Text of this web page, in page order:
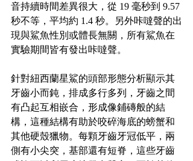
音持續時間差異很大，從 19 毫秒到 9.57
秒不等，平均約 1.4 秒。另外咔噠聲的出
現與鯊魚性別或體長無關，所有鯊魚在
實驗期間皆有發出咔噠聲。
針對紐西蘭星鯊的頭部形態分析顯示其
牙齒小而鈍，排成多行多列，牙齒之間
有凸起互相嵌合，形成像鋪磚般的結
構，這種結構有助於咬碎海底的螃蟹和
其他硬殼獵物。每顆牙齒牙冠低平，兩
側有小尖突，基部還有短脊，這些牙齒